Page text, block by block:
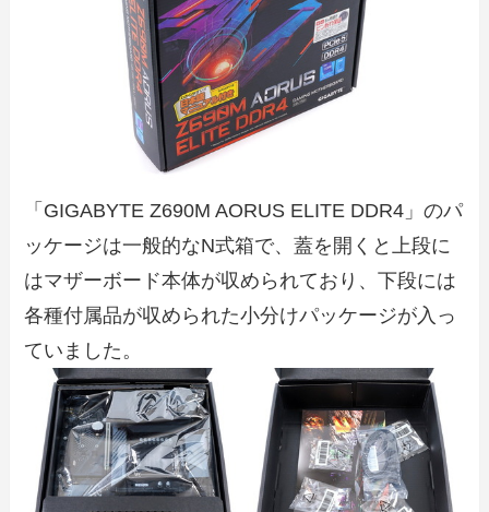
「GIGABYTE Z690M AORUS ELITE DDR4」のパ
ッケージは一般的なN式箱で、蓋を開くと上段に
はマザーボード本体が収められており、下段には
各種付属品が収められた小分けパッケージが入っ
ていました。